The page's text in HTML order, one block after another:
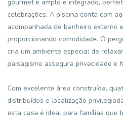
gourmet é amplo e integrado,
celebrações. A piscina conta com
acompanhada de banheiro externo
proporcionando comodidade. O
cria um ambiente especial de
paisagismo assegura privacidade e
Com excelente área construída,
distribuídos e localização
esta casa é ideal para famílias que